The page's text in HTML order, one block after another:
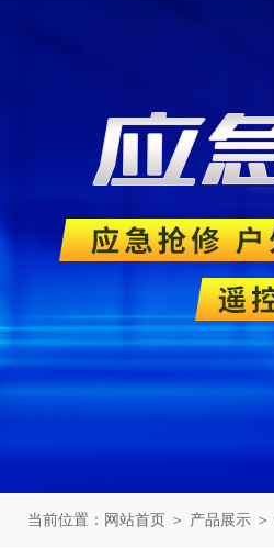
当前位置： 网站首页 ＞ 产品展示 ＞